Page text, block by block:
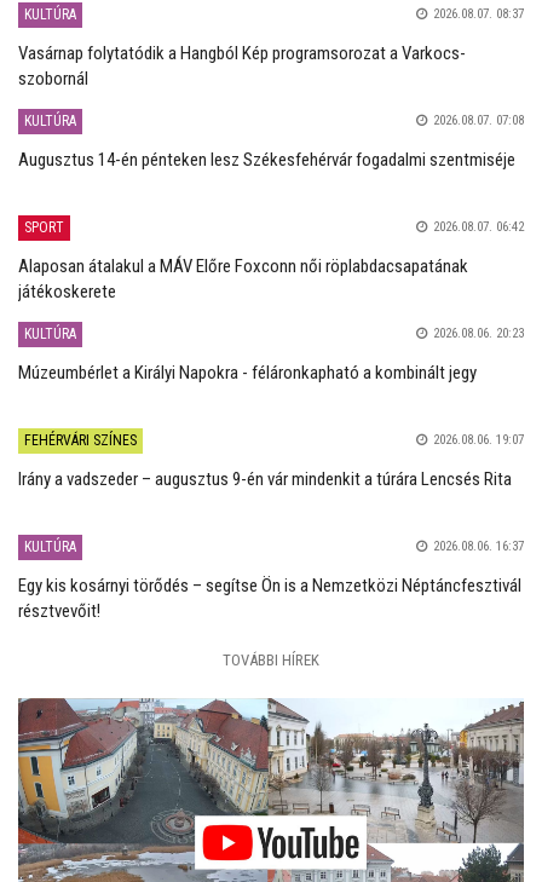
KULTÚRA 2026.08.07. 08:37
Vasárnap folytatódik a Hangból Kép programsorozat a Varkocs-
szobornál
KULTÚRA 2026.08.07. 07:08
Augusztus 14-én pénteken lesz Székesfehérvár fogadalmi szentmiséje
SPORT 2026.08.07. 06:42
Alaposan átalakul a MÁV Előre Foxconn női röplabdacsapatának
játékoskerete
KULTÚRA 2026.08.06. 20:23
Múzeumbérlet a Királyi Napokra - féláronkapható a kombinált jegy
FEHÉRVÁRI SZÍNES 2026.08.06. 19:07
Irány a vadszeder – augusztus 9-én vár mindenkit a túrára Lencsés Rita
KULTÚRA 2026.08.06. 16:37
Egy kis kosárnyi törődés – segítse Ön is a Nemzetközi Néptáncfesztivál
résztvevőit!
TOVÁBBI HÍREK